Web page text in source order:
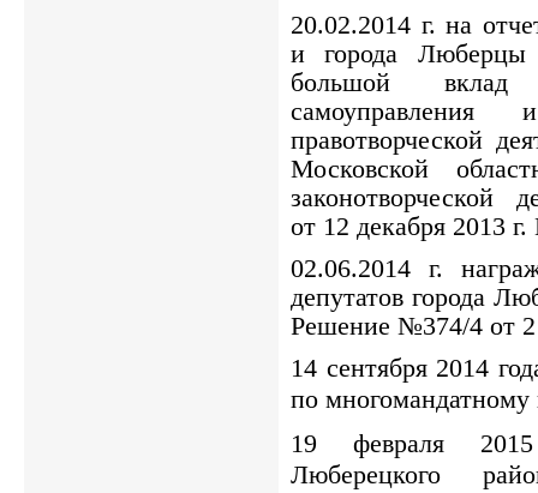
20.02.2014 г. на
и города
большой
правотворческой
Московской
законотворческой
от 12 декабря 2013
02.06.2014 г.
депутатов города
Решение №374/4 от
14 сентября 2014
по
19 февраля
Люберецкого